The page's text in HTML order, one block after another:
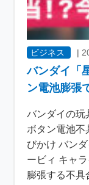
ビジネス |
バンダイ「
ン電池膨張
バンダイの玩
ボタン電池
びかけ バン
ービィ キャ
膨張する不